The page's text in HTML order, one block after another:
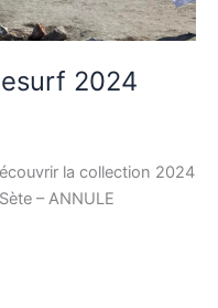
2024
la collection 2024
– ANNULE